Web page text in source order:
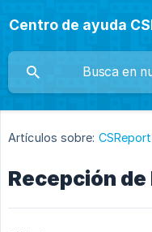
Centro de ayuda
Artículos sobre:
Recepción de